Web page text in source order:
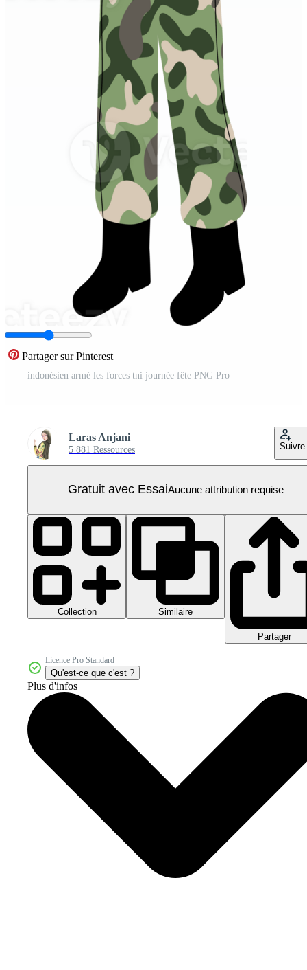
Partager sur Pinterest
indonésien armé les forces tni journée fête PNG Pro
Laras Anjani
5 881 Ressources Suivre
Gratuit avec EssaiAucune attribution requise
Collection Similaire
Partager
Licence Pro Standard
Qu'est-ce que c'est ?
Plus d'infos